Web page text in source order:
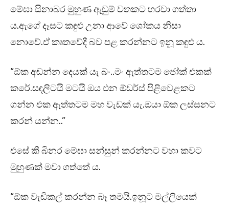
මේඝා සිනාබර මුහුණ ඇඬුම් වතකට හරවා ගත්තා
ය.ඇගේ දෑසට කඳුළු උනා ආවේ ශෝකය නිසා
නොවේ.ඒ කෘතවේදී බව පළ කරන්නට ඉනූ කඳුළු ය.
“ඕක අඬන්න දෙයක් යැ බං..මං ඇත්තටම ජෝක් එකක්
කරේ.සඳලිටයි මටයි ඔය එන ඕඩර්ස් පිළිවෙළකට
ගන්න එක ඇත්තටම මහ වැඩක් යැ.ඔයා ඕක ලස්සනට
කරන් යන්න..”
එසේ කී බිනර මේඝා සන්සුන් කරන්නට වහා කවට
මුහුණක් මවා ගත්තේ ය.
“ඕක වැඩිකල් කරන්න බෑ තමයි.ඉනූට මල්ලියෙක්